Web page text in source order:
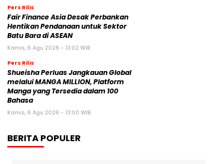
Pers Rilis
Fair Finance Asia Desak Perbankan
Hentikan Pendanaan untuk Sektor
Batu Bara di ASEAN
Kamis, 6 Agu 2026 - 13:02 WIB
Pers Rilis
Shueisha Perluas Jangkauan Global
melalui MANGA MILLION, Platform
Manga yang Tersedia dalam 100
Bahasa
Kamis, 6 Agu 2026 - 13:00 WIB
BERITA POPULER